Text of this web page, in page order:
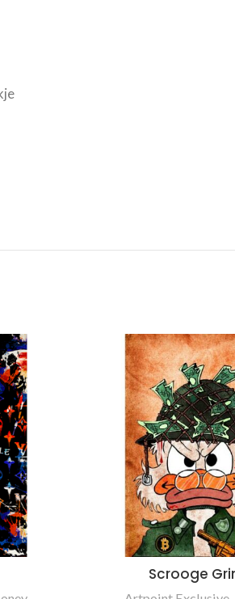
SELECT
Scrooge